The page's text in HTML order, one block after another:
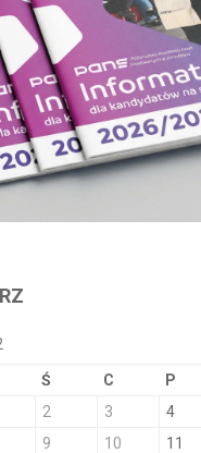
Ś C P
2 3 4
9 10 11